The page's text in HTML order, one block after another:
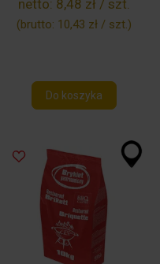
netto: 8,48 zł / szt.
(brutto: 10,43 zł / szt.)
Do koszyka